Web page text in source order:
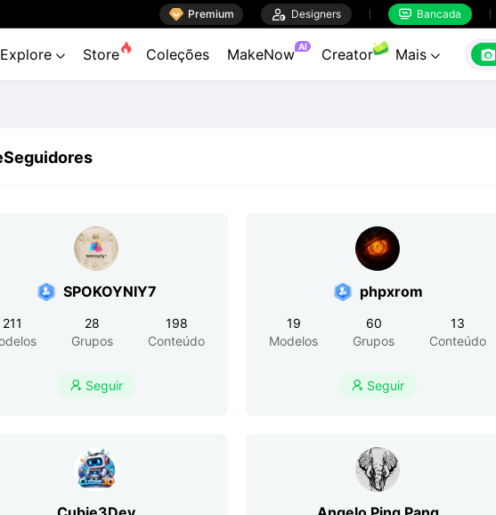
 Premium  Designers  Bancada
Explore  Store Coleções MakeNow AI Creator Mais  
SPOKOYNIY7
211
28
Grupos
198
Conteúdo
 Seguir
phpxrom
19
Modelos
60
Grupos
13
Conteúdo
 Seguir